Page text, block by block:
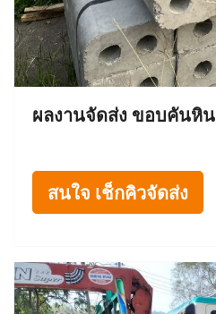
ผลงานจัดส่ง ขอบคันหิน
สนใจ เช็กคิวจัดส่ง